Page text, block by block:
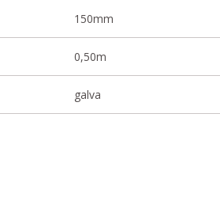
150mm
0,50m
galva